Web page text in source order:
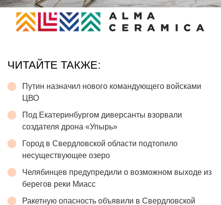
ЧИТАЙТЕ ТАКЖЕ:
Путин назначил нового командующего войсками
ЦВО
Под Екатеринбургом диверсанты взорвали
создателя дрона «Упырь»
Город в Свердловской области подтопило
несуществующее озеро
Челябинцев предупредили о возможном выходе из
берегов реки Миасс
Ракетную опасность объявили в Свердловской